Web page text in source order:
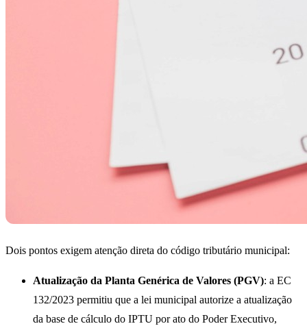
Dois pontos exigem atenção direta do código tributário municipal:
Atualização da Planta Genérica de Valores (PGV): a EC
132/2023 permitiu que a lei municipal autorize a atualização
da base de cálculo do IPTU por ato do Poder Executivo,